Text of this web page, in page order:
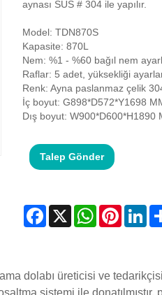
aynası SUS # 304 ile yapılır.
Model: TDN870S
Kapasite: 870L
Nem: %1 - %60 bağıl nem
Raflar: 5 adet, yüksekliği
Renk: Ayna paslanmaz çelik
İç boyut: G898*D572*Y1698
Dış boyut: W900*D600*H1890
Talep Gönder
Facebook
X WhatsAppPinterest
dolabı üreticisi ve
sistemi ile